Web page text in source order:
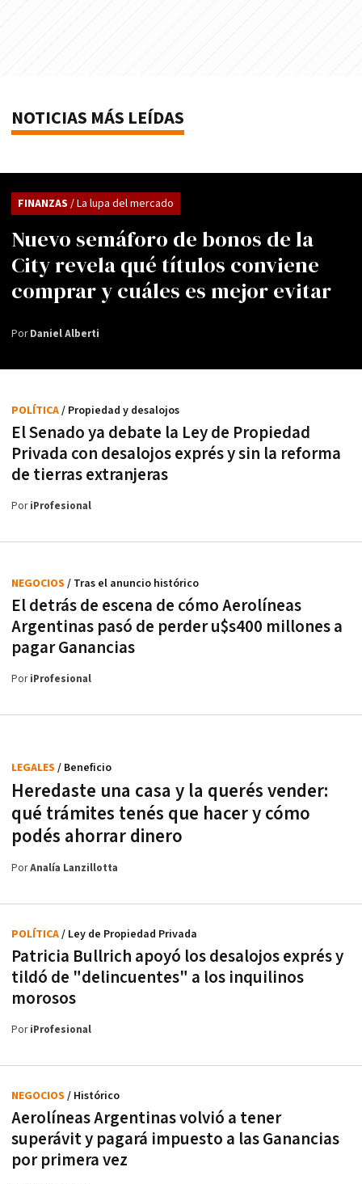
NOTICIAS MÁS LEÍDAS
Nuevo semáforo de bonos de la
City revela qué títulos conviene
comprar y cuáles es mejor evitar
FINANZAS / La lupa del mercado
PorDaniel Alberti
El Senado ya debate la Ley de Propiedad
Privada con desalojos exprés y sin la reforma
de tierras extranjeras
POLÍTICA/ Propiedad y desalojos
PoriProfesional
El detrás de escena de cómo Aerolíneas
Argentinas pasó de perder u$s400 millones a
pagar Ganancias
NEGOCIOS / Tras el anuncio histórico
PoriProfesional
Heredaste una casa y la querés vender:
qué trámites tenés que hacer y cómo
podés ahorrar dinero
LEGALES / Beneficio
PorAnalía Lanzillotta
Patricia Bullrich apoyó los desalojos exprés y
tildó de "delincuentes" a los inquilinos
morosos
POLÍTICA/ Ley de Propiedad Privada
PoriProfesional
Aerolíneas Argentinas volvió a tener
superávit y pagará impuesto a las Ganancias
por primera vez
NEGOCIOS / Histórico